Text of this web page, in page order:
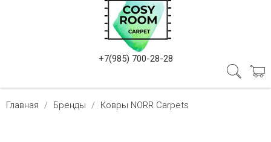
+7(985) 700-28-28
Главная Бренды Ковры NORR Carpets